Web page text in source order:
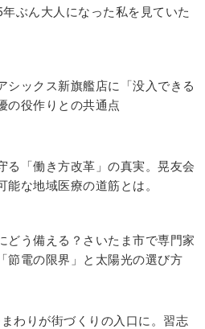
ぶん大人になった私を見ていた
シックス新旗艦店に「没入できる
役作りとの共通点
る「働き方改革」の真実。晃友会
能な地域医療の道筋とは。
どう備える？さいたま市で専門家
節電の限界」と太陽光の選び方
わりが街づくりの入口に。習志